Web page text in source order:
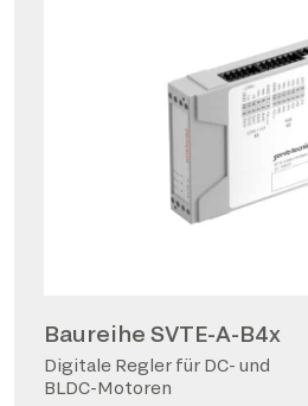
Baureihe SVTE-A-B4x
Digitale Regler für DC- und
BLDC-Motoren